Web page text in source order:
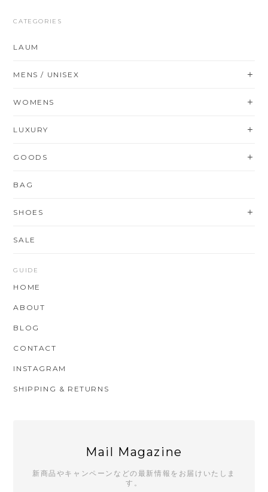
CATEGORIES
LAUM
MENS / UNISEX
WOMENS
LUXURY
GOODS
BAG
SHOES
SALE
GUIDE
HOME
ABOUT
BLOG
CONTACT
INSTAGRAM
SHIPPING & RETURNS
Mail Magazine
新商品やキャンペーンなどの最新情報をお届けいたしま
す。